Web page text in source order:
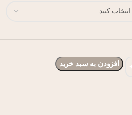
افزودن به سبد خرید